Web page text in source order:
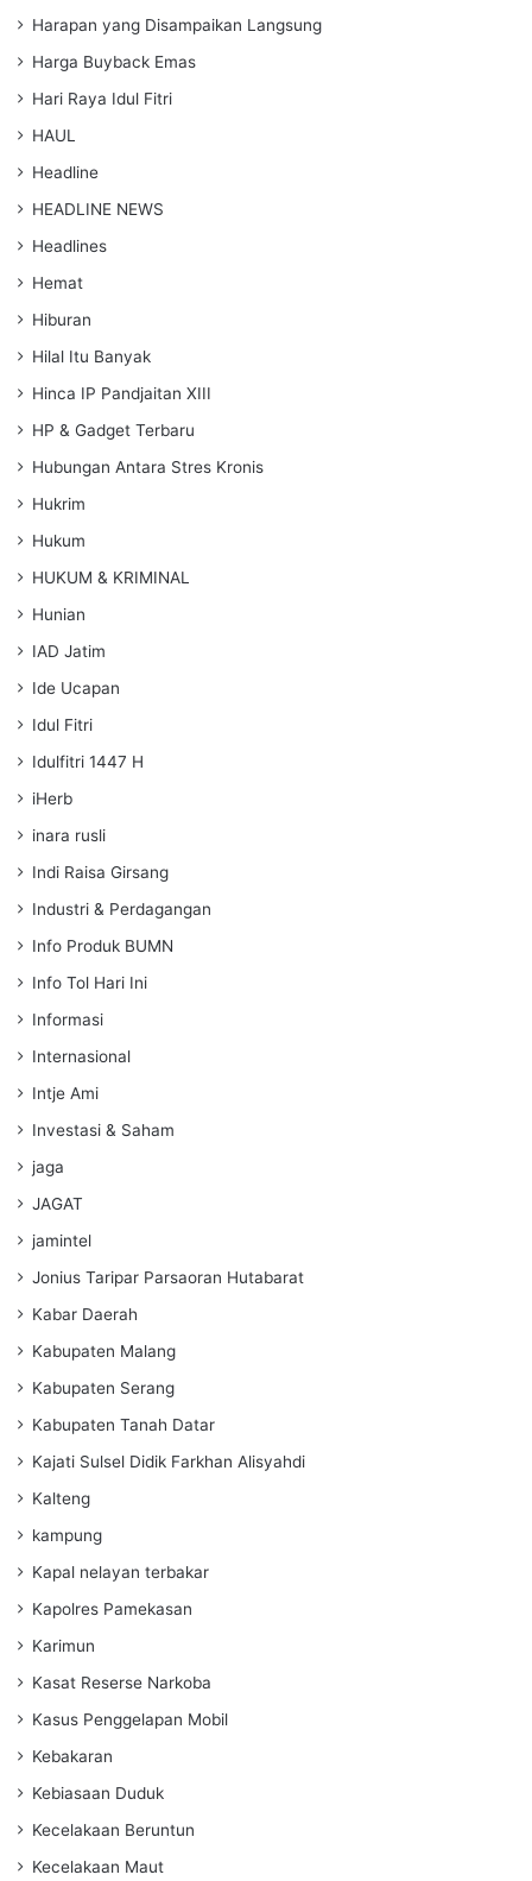
Harapan yang Disampaikan Langsung
Harga Buyback Emas
Hari Raya Idul Fitri
HAUL
Headline
HEADLINE NEWS
Headlines
Hemat
Hiburan
Hilal Itu Banyak
Hinca IP Pandjaitan XIII
HP & Gadget Terbaru
Hubungan Antara Stres Kronis
Hukrim
Hukum
HUKUM & KRIMINAL
Hunian
IAD Jatim
Ide Ucapan
Idul Fitri
Idulfitri 1447 H
iHerb
inara rusli
Indi Raisa Girsang
Industri & Perdagangan
Info Produk BUMN
Info Tol Hari Ini
Informasi
Internasional
Intje Ami
Investasi & Saham
jaga
JAGAT
jamintel
Jonius Taripar Parsaoran Hutabarat
Kabar Daerah
Kabupaten Malang
Kabupaten Serang
Kabupaten Tanah Datar
Kajati Sulsel Didik Farkhan Alisyahdi
Kalteng
kampung
Kapal nelayan terbakar
Kapolres Pamekasan
Karimun
Kasat Reserse Narkoba
Kasus Penggelapan Mobil
Kebakaran
Kebiasaan Duduk
Kecelakaan Beruntun
Kecelakaan Maut